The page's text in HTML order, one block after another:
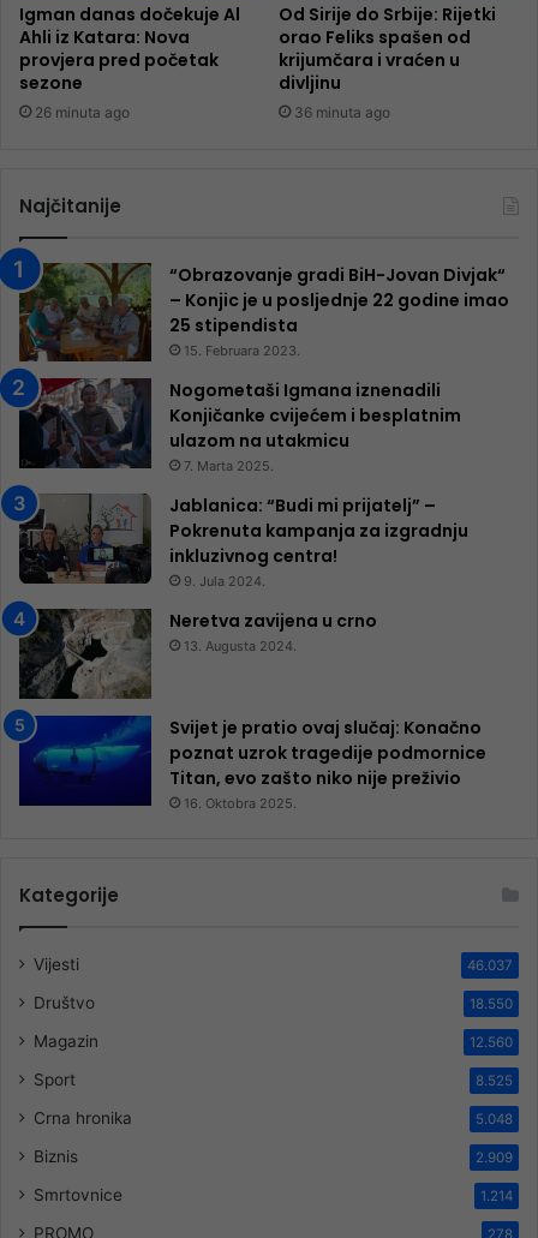
Igman danas dočekuje Al
Ahli iz Katara: Nova
provjera pred početak
sezone
26 minuta ago
Od Sirije do Srbije: Rijetki
orao Feliks spašen od
krijumčara i vraćen u
divljinu
36 minuta ago
Najčitanije
“Obrazovanje gradi BiH-Jovan Divjak“
– Konjic je u posljednje 22 godine imao
25 ​​stipendista
15. Februara 2023.
Nogometaši Igmana iznenadili
Konjičanke cvijećem i besplatnim
ulazom na utakmicu
7. Marta 2025.
Jablanica: “Budi mi prijatelj” –
Pokrenuta kampanja za izgradnju
inkluzivnog centra!
9. Jula 2024.
Neretva zavijena u crno
13. Augusta 2024.
Svijet je pratio ovaj slučaj: Konačno
poznat uzrok tragedije podmornice
Titan, evo zašto niko nije preživio
16. Oktobra 2025.
Kategorije
Vijesti 46.037
Društvo 18.550
Magazin 12.560
Sport 8.525
Crna hronika 5.048
Biznis 2.909
Smrtovnice 1.214
PROMO